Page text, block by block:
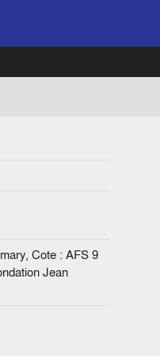
Cote : AFS 9
Jean